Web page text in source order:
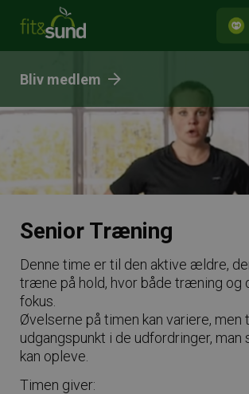
Bliv medlem
Senior Træning
Denne time er til den aktive ældre,
træne på hold, hvor både træning og
fokus.
Øvelserne på timen kan variere, men
udgangspunkt i de udfordringer, man
kan opleve.
Timen giver: